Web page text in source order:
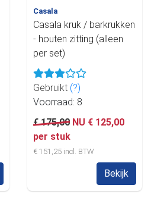
Casala
Casala kruk / barkrukken
- houten zitting (alleen
per set)
Gebruikt (?)
Voorraad: 8
€ 175,00 NU € 125,00
per stuk
€ 151,25 incl. BTW
Bekijk